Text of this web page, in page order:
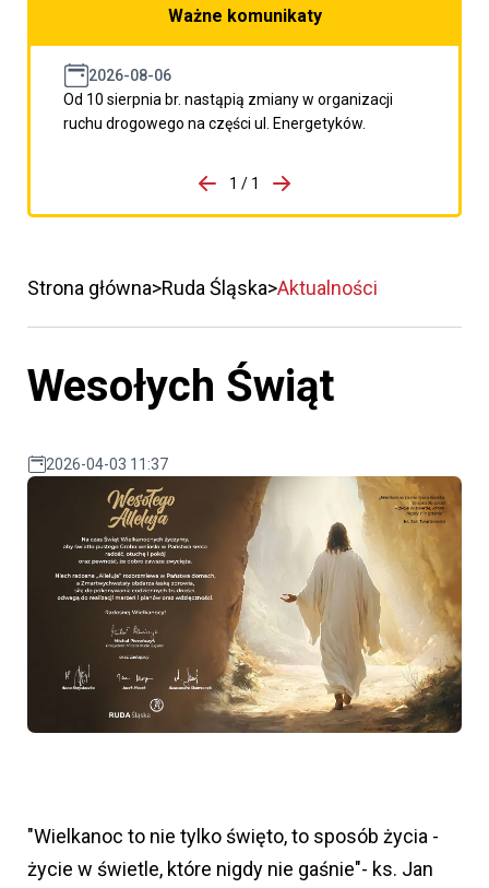
Ważne komunikaty
2026-08-06
Od 10 sierpnia br. nastąpią zmiany w organizacji
ruchu drogowego na części ul. Energetyków.
porzpedniego komunikatu
1 / 1
Przejdź do następnego
Strona główna Ruda Śląska Aktualności
Wesołych Świąt
2026-04-03 11:37
"Wielkanoc to nie tylko święto, to sposób życia -
życie w świetle, które nigdy nie gaśnie"- ks. Jan